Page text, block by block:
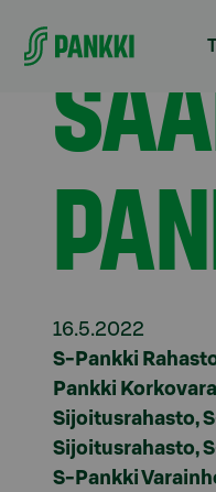
16.5.2022
S-Pankki
Pankki
Sijoitusrahasto,
Sijoitusrahasto,
S-Pankki